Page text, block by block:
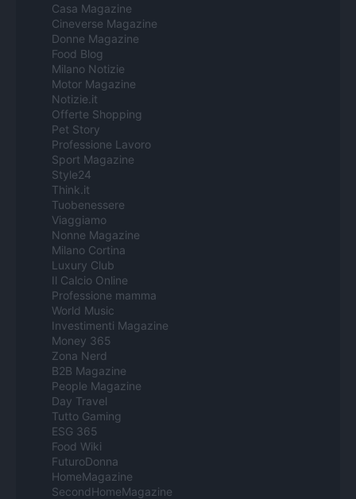
Casa Magazine
Cineverse Magazine
Donne Magazine
Food Blog
Milano Notizie
Motor Magazine
Notizie.it
Offerte Shopping
Pet Story
Professione Lavoro
Sport Magazine
Style24
Think.it
Tuobenessere
Viaggiamo
Nonne Magazine
Milano Cortina
Luxury Club
Il Calcio Online
Professione mamma
World Music
Investimenti Magazine
Money 365
Zona Nerd
B2B Magazine
People Magazine
Day Travel
Tutto Gaming
ESG 365
Food Wiki
FuturoDonna
HomeMagazine
SecondHomeMagazine